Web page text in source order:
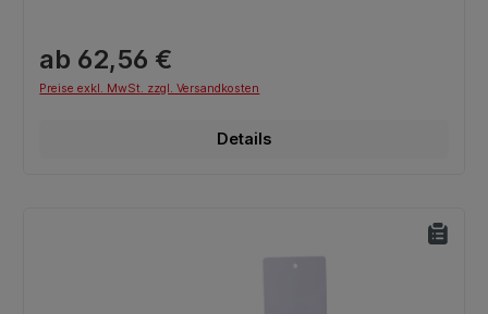
ab 62,56 €
Preise exkl. MwSt. zzgl. Versandkosten
Details